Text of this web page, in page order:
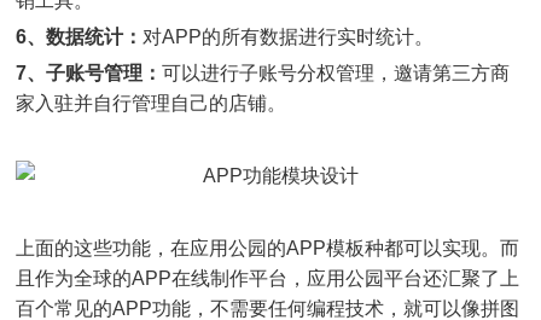
6、数据统计： 对APP的所有数据进行实时统计。
7、子账号管理： 可以进行子账号分权管理，邀请第三方商
家入驻并自行管理自己的店铺。
上面的这些功能，在应用公园的APP模板种都可以实现。而
且作为全球的APP在线制作平台，应用公园平台还汇聚了上
百个常见的APP功能，不需要任何编程技术，就可以像拼图